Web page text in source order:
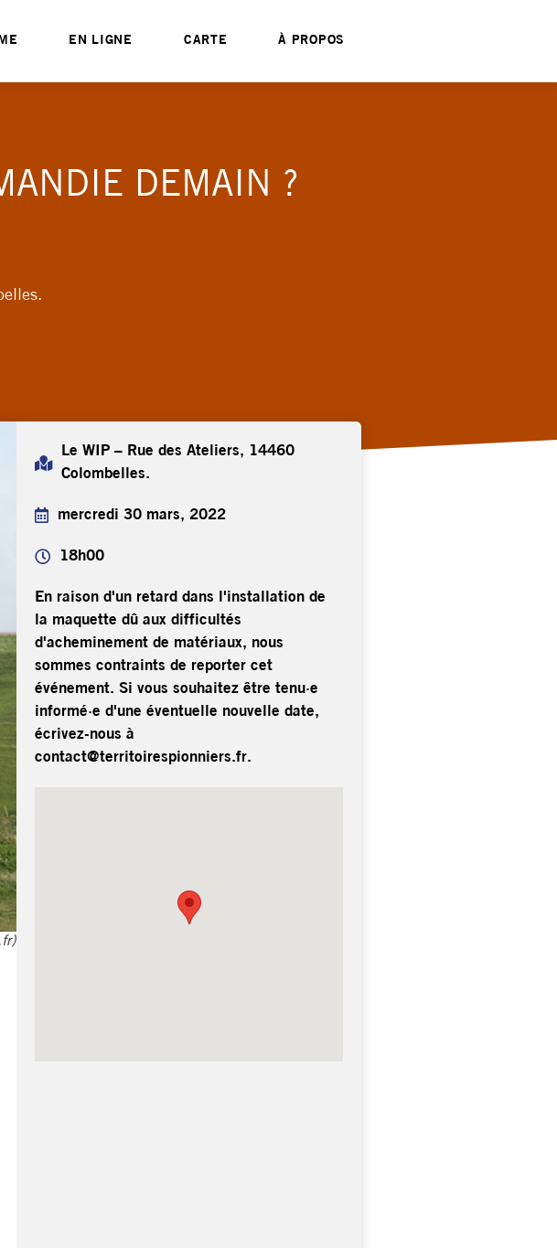
EN LIGNE CARTE À PROPOS
DEMAIN ?
Le WIP – Rue des Ateliers, 14460
Colombelles.
mercredi 30 mars, 2022
18h00
En raison d'un retard dans l'installation de
la maquette dû aux difficultés
d'acheminement de matériaux, nous
sommes contraints de reporter cet
événement. Si vous souhaitez être tenu·e
informé·e d'une éventuelle nouvelle date,
écrivez-nous à
contact@territoirespionniers.fr.